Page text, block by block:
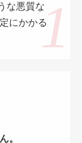
な悪質な
にかかる
。